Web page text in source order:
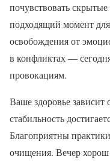
почувствовать
подходящий момент
освобождения от
в конфликтах —
провокациям.
Ваше здоровье
стабильность
Благоприятны
очищения. Вечер хорош